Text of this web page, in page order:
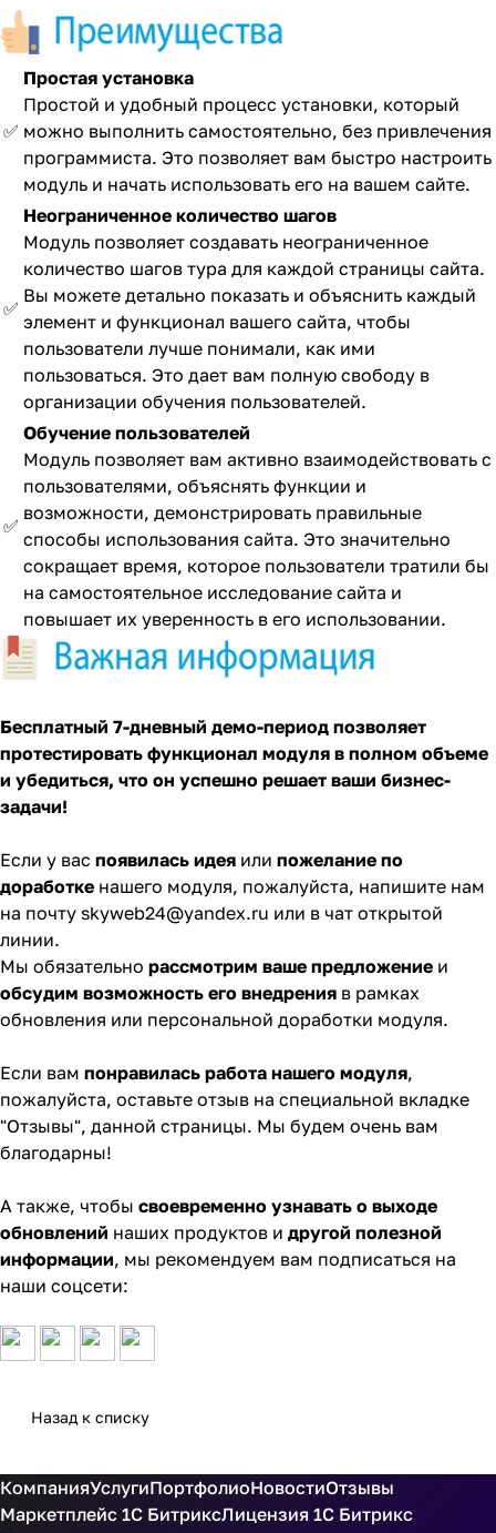
✅
Простая установка
Простой и удобный процесс установки, который
можно выполнить самостоятельно, без привлечения
программиста. Это позволяет вам быстро настроить
модуль и начать использовать его на вашем сайте.
✅
Неограниченное количество шагов
Модуль позволяет создавать неограниченное
количество шагов тура для каждой страницы сайта.
Вы можете детально показать и объяснить каждый
элемент и функционал вашего сайта, чтобы
пользователи лучше понимали, как ими
пользоваться. Это дает вам полную свободу в
организации обучения пользователей.
✅
Обучение пользователей
Модуль позволяет вам активно взаимодействовать с
пользователями, объяснять функции и
возможности, демонстрировать правильные
способы использования сайта. Это значительно
сокращает время, которое пользователи тратили бы
на самостоятельное исследование сайта и
повышает их уверенность в его использовании.
Бесплатный 7-дневный демо-период позволяет
протестировать функционал модуля в полном объеме
и убедиться, что он успешно решает ваши бизнес-
задачи!
Если у вас появилась идея или пожелание по
доработке нашего модуля, пожалуйста, напишите нам
на почту skyweb24@yandex.ru или в чат открытой
линии.
Мы обязательно рассмотрим ваше предложение и
обсудим возможность его внедрения в рамках
обновления или персональной доработки модуля.
Если вам понравилась работа нашего модуля,
пожалуйста, оставьте отзыв на специальной вкладке
"Отзывы", данной страницы. Мы будем очень вам
благодарны!
А также, чтобы своевременно узнавать о выходе
обновлений наших продуктов и другой полезной
информации, мы рекомендуем вам подписаться на
наши соцсети:
Назад к списку
КомпанияУслугиПортфолиоНовостиОтзывы
Маркетплейс 1С БитриксЛицензия 1С Битрикс